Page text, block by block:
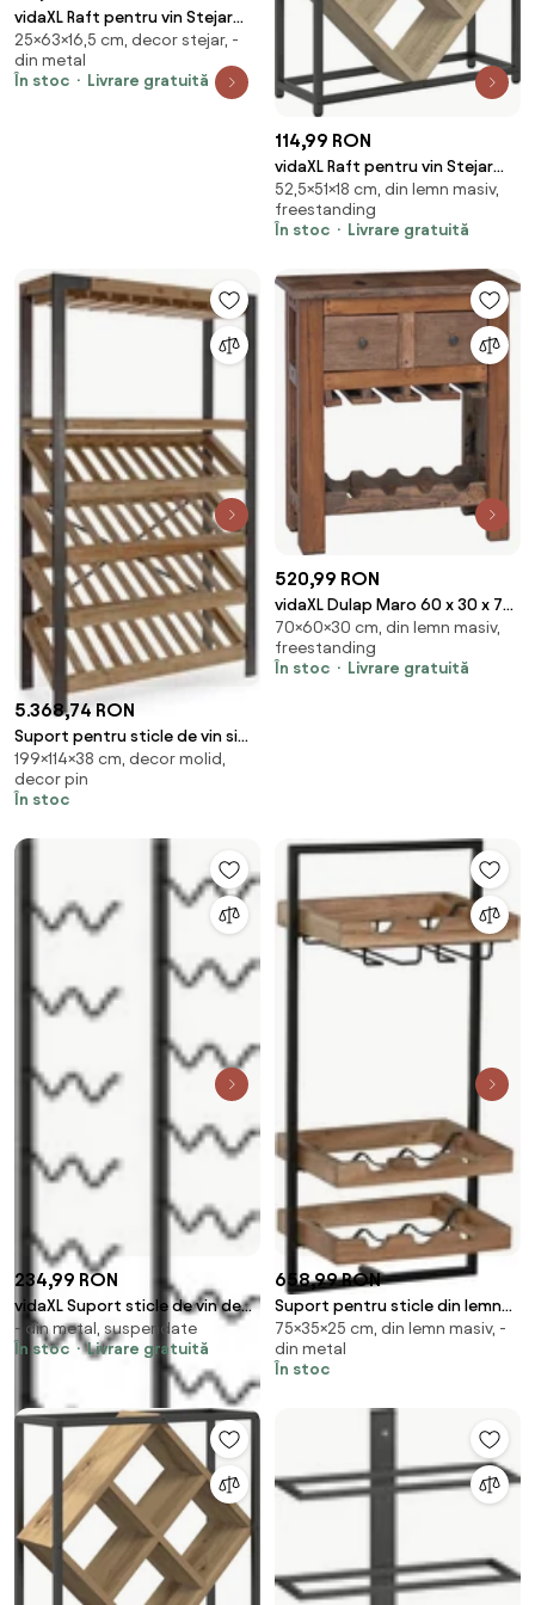
vidaXL Raft pentru vin Stejar
Negru 63 x 16,5 x 25 cm
25×63×16,5 cm, decor stejar, -
din metal
În stoc
Livrare gratuită
114,99 RON
vidaXL Raft pentru vin Stejar
Sonoma 51 x 18 x 52,5 cm Lemn
compozit
52,5×51×18 cm, din lemn masiv,
freestanding
În stoc
Livrare gratuită
5.368,74 RON
Suport pentru sticle de vin si
pahare maro din lemn de Brad,
114 cm, Kantin Bizzotto
199×114×38 cm, decor molid,
decor pin
În stoc
520,99 RON
vidaXL Dulap Maro 60 x 30 x 70
cm Lemn recuperat masiv
70×60×30 cm, din lemn masiv,
freestanding
În stoc
Livrare gratuită
234,99 RON
vidaXL Suport sticle de vin de
perete, 24 sticle, negru, fier
- din metal, suspendate
În stoc
Livrare gratuită
658,99 RON
Suport pentru sticle din lemn
de acacia și metal, 35x25x75
cm, finisaj natural/negru
75×35×25 cm, din lemn masiv, -
din metal
În stoc